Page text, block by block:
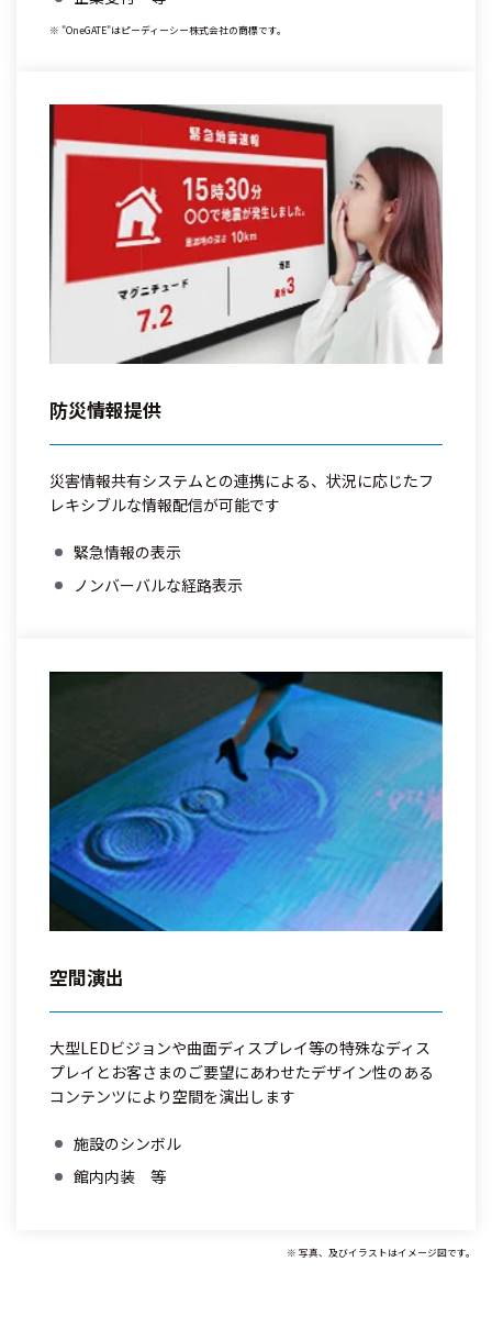
※ "OneGATE"はピーディーシー株式会社の商標です。
防災情報提供
災害情報共有システムとの連携による、状況に応じたフ
レキシブルな情報配信が可能です
緊急情報の表示
ノンバーバルな経路表示
空間演出
大型LEDビジョンや曲面ディスプレイ等の特殊なディス
プレイとお客さまのご要望にあわせたデザイン性のある
コンテンツにより空間を演出します
施設のシンボル
館内内装 等
※ 写真、及びイラストはイメージ図です。